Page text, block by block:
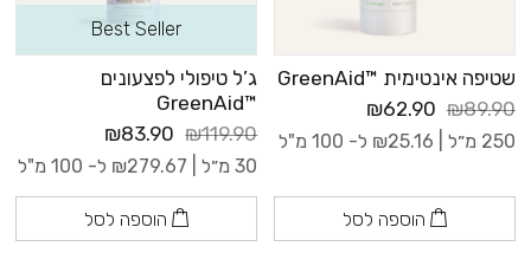
שטיפה אינטימית ™GreenAid
₪89.90
₪62.90
250 מ״ל | ₪25.16 ל- 100 מ"ל
הוספה לסל
Best Seller
ג’ל טיפולי לפצעונים
™GreenAid
₪119.90
₪83.90
30 מ״ל | ₪279.67 ל- 100 מ"ל
הוספה לסל